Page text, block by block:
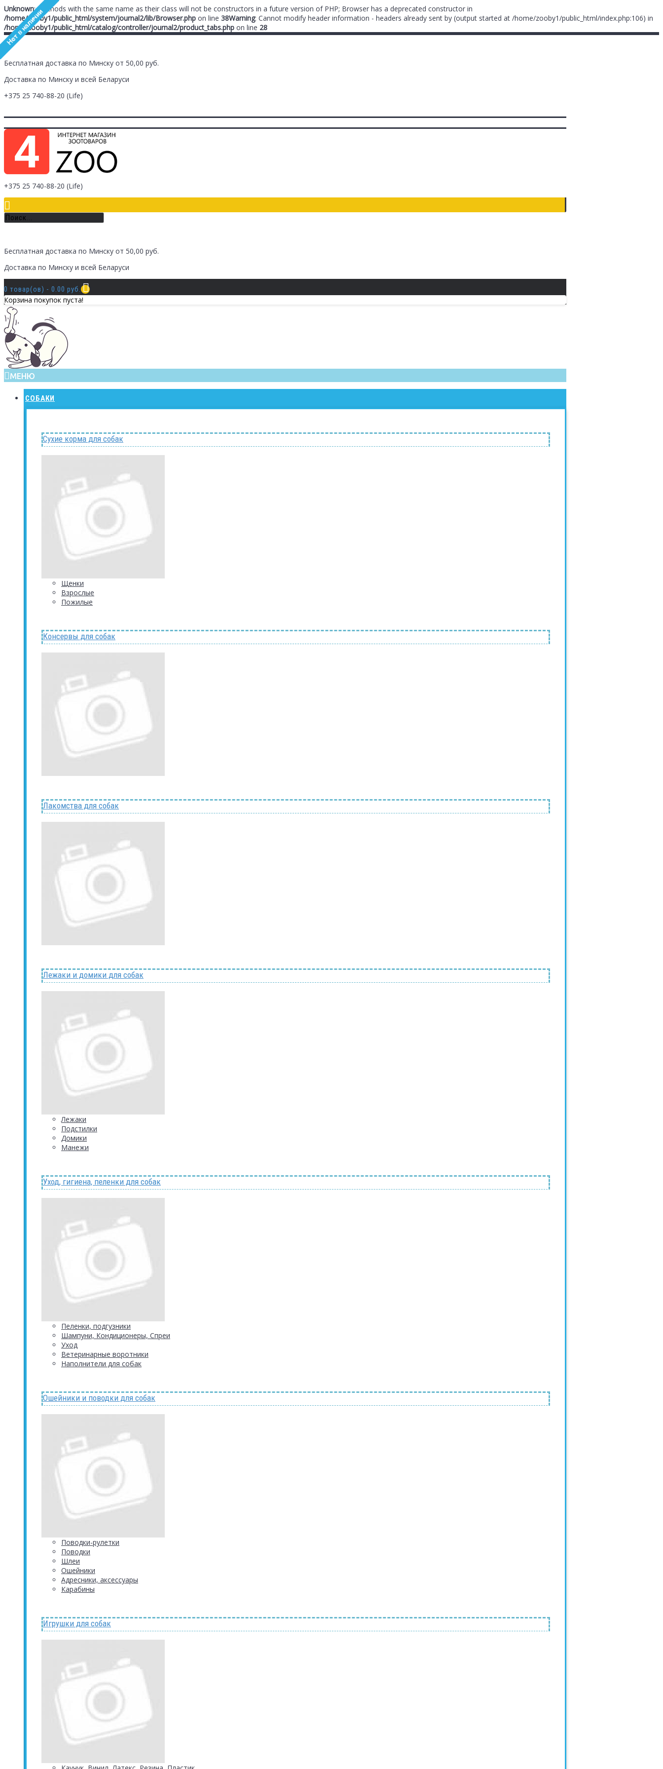
Unknown: Methods with the same name as their class will not be constructors in a future version of PHP; Browser has a deprecated constructor in
/home/zooby1/public_html/system/journal2/lib/Browser.php on line 38Warning: Cannot modify header information - headers already sent by (output started at /home/zooby1/public_html/index.php:106) in
/home/zooby1/public_html/catalog/controller/journal2/product_tabs.php on line 28
Бесплатная доставка по Минску от 50,00 руб.
Доставка по Минску и всей Беларуси
+375 25 740-88-20 (Life)
+375 25 740-88-20 (Life)
Бесплатная доставка по Минску от 50,00 руб.
Доставка по Минску и всей Беларуси
0 товар(ов) - 0.00 руб.
Корзина покупок пуста!
МЕНЮ
СОБАКИ
Сухие корма для собак
Щенки
Взрослые
Пожилые
Консервы для собак
Лакомства для собак
Лежаки и домики для собак
Лежаки
Подстилки
Домики
Манежи
Уход, гигиена, пеленки для собак
Пеленки, подгузники
Шампуни, Кондиционеры, Спреи
Уход
Ветеринарные воротники
Наполнители для собак
Ошейники и поводки для собак
Поводки-рулетки
Поводки
Шлеи
Ошейники
Адресники, аксессуары
Карабины
Игрушки для собак